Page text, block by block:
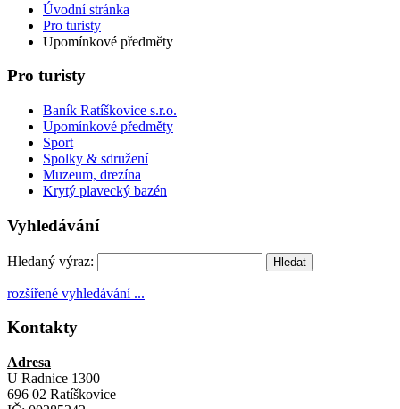
Úvodní stránka
Pro turisty
Upomínkové předměty
Pro turisty
Baník Ratíškovice s.r.o.
Upomínkové předměty
Sport
Spolky & sdružení
Muzeum, drezína
Krytý plavecký bazén
Vyhledávání
Hledaný výraz:
rozšířené vyhledávání ...
Kontakty
Adresa
U Radnice 1300
696 02 Ratíškovice